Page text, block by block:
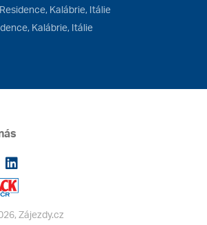
Kalábrie, Itálie
Kalábrie, Itálie
Zájezdy.cz